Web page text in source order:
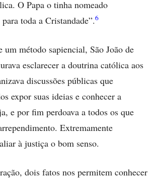
O Papa o tinha nomeado
toda a Cristandade”.6
um método sapiencial, São João de
esclarecer a doutrina católica aos
discussões públicas que
expor suas ideias e conhecer a
e por fim perdoava a todos os que
Extremamente
à justiça o bom senso.
dois fatos nos permitem conhecer